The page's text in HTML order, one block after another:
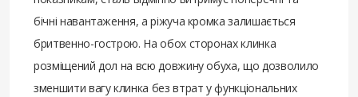
бічні навантаження, а ріжуча кромка залишається
бритвенно-гострою. На обох сторонах клинка
розміщений дол на всю довжину обуха, що дозволило
зменшити вагу клинка без втрат у функціональних